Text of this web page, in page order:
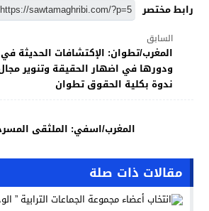
رابط مختصر
السابق
المغرب/تطوان: الإكتشافات الحديثة
ودورها في اضهار الحقيقة وتنوير
ندوة بكلية الحقوق تطوان
المغرب/اسفي: الملثقى
مقالات ذات صلة